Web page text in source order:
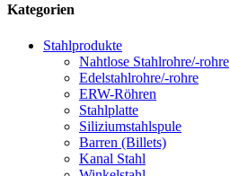
Kategorien
Stahlprodukte
Nahtlose Stahlrohre/-rohre
Edelstahlrohre/-rohre
ERW-Röhren
Stahlplatte
Siliziumstahlspule
Barren (Billets)
Kanal Stahl